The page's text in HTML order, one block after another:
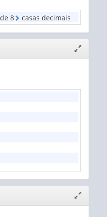
de 8 casas decimais
janela
janela